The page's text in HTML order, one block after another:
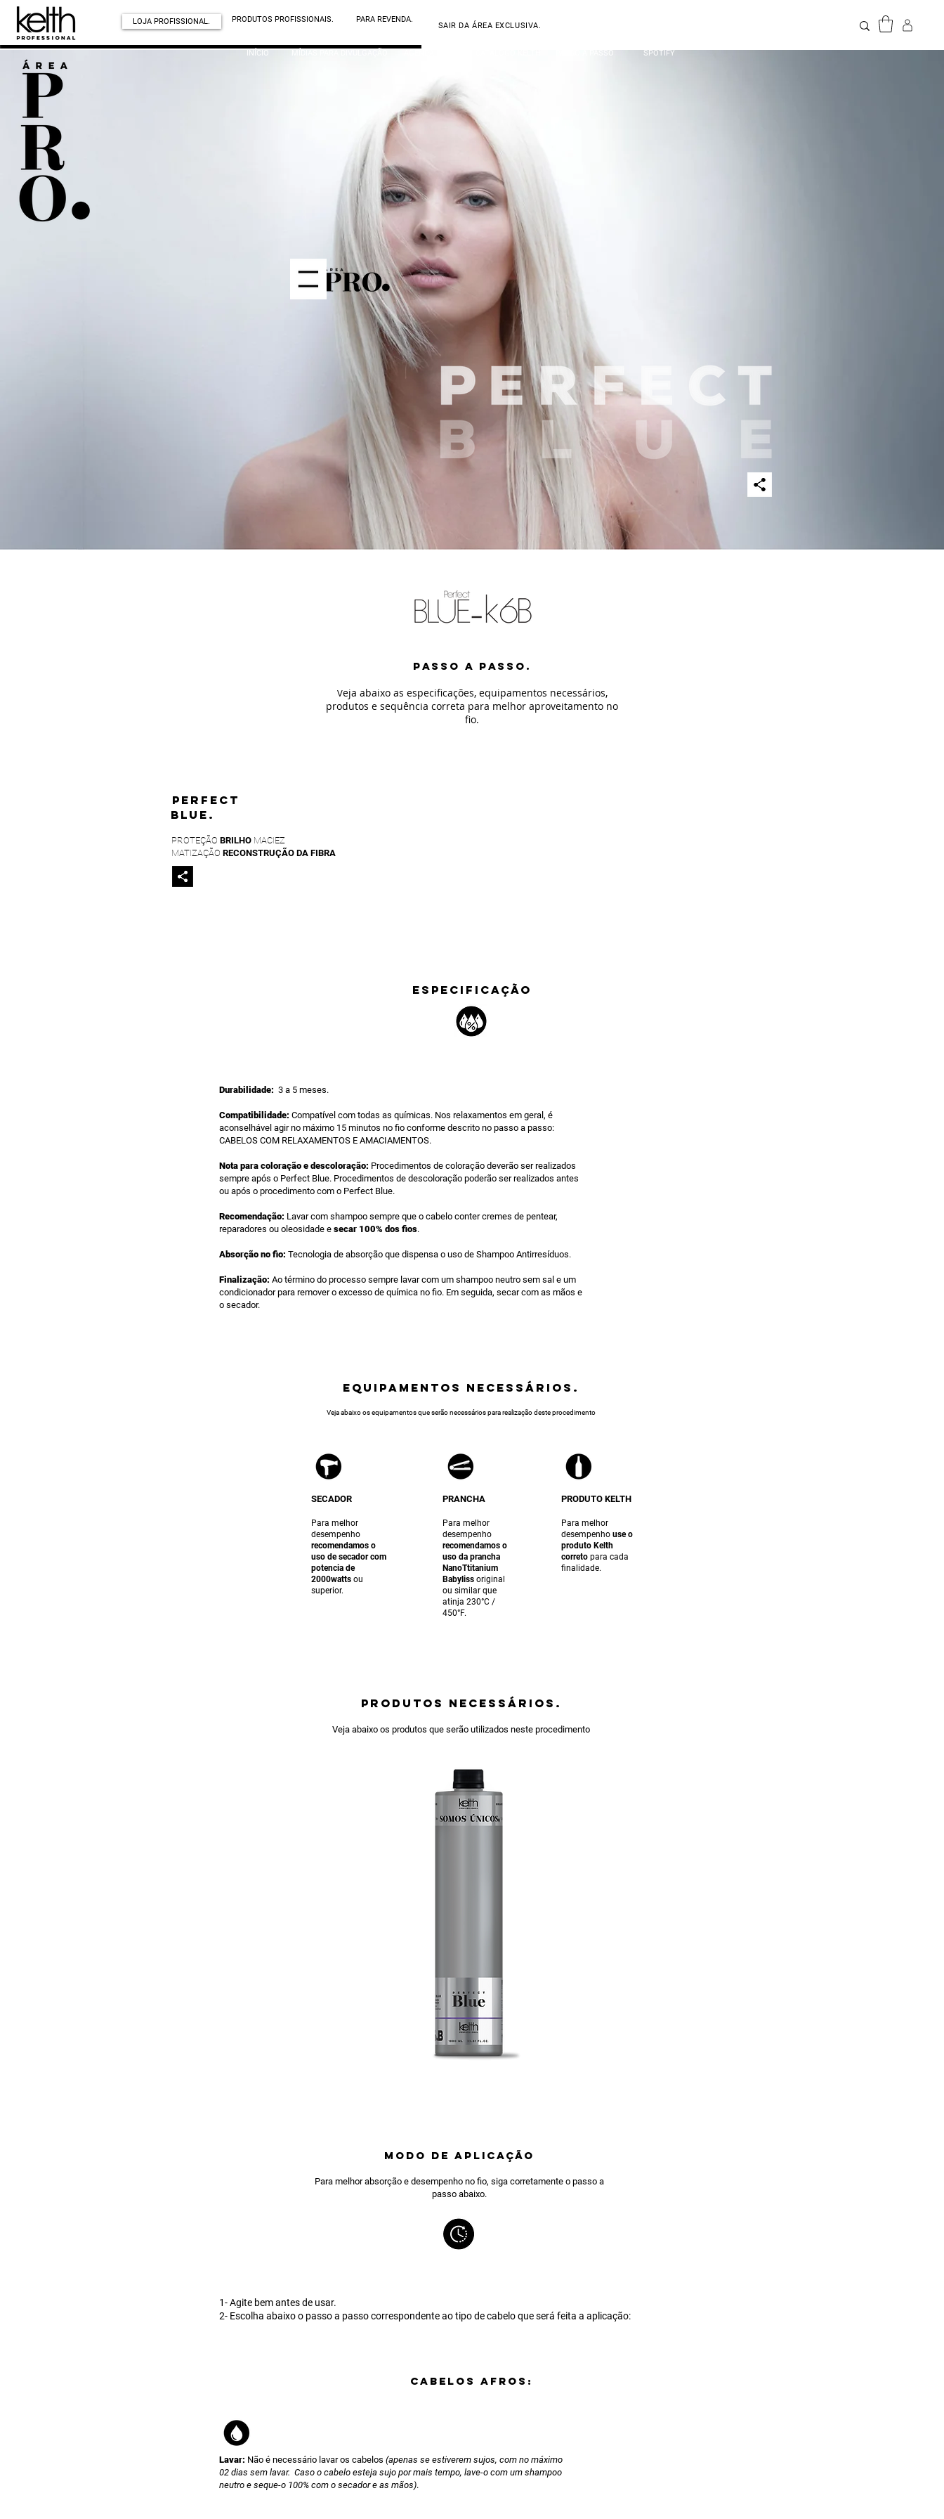
INÍCIO
LOJA PROFISSIONAL.
PASSO A PASSO SPOTIFY
PRODUTOS PROFISSIONAIS. PARA REVENDA.
SAIR DA ÁREA EXCLUSIVA.
PASSO A PASSO.
Veja abaixo as especificações, equipamentos necessários,
produtos e sequência correta para melhor aproveitamento no
fio.
PERFECT
BLUE.
PROTEÇÃO BRILHO MACIEZ
MATIZAÇÃO RECONSTRUÇÃO DA FIBRA
ESPECIFICAÇÃO
Durabilidade: 3 a 5 meses.
Compatibilidade: Compatível com todas as químicas. Nos relaxamentos em geral, é
aconselhável agir no máximo 15 minutos no fio conforme descrito no passo a passo:
CABELOS COM RELAXAMENTOS E AMACIAMENTOS.
Nota para coloração e descoloração: Procedimentos de coloração deverão ser realizados
sempre após o Perfect Blue. Procedimentos de descoloração poderão ser realizados antes
ou após o procedimento com o Perfect Blue.
Recomendação: Lavar com shampoo sempre que o cabelo conter cremes de pentear,
reparadores ou oleosidade e secar 100% dos fios.
Absorção no fio: Tecnologia de absorção que dispensa o uso de Shampoo Antirresíduos.
Finalização: Ao término do processo sempre lavar com um shampoo neutro sem sal e um
condicionador para remover o excesso de química no fio. Em seguida, secar com as mãos e
o secador.
equipamentos NECESSÁRIOS.
Veja abaixo os equipamentos que serão necessários para realização deste procedimento
SECADOR
Para melhor
desempenho
recomendamos o
uso de secador com
potencia de
2000watts ou
superior.
PRANCHA
Para melhor
desempenho
recomendamos o
uso da prancha
NanoTtitanium
Babyliss original
ou similar que
atinja 230°C /
450°F.
PRODUTO KELTH
Para melhor
desempenho use o
produto Kelth
correto para cada
finalidade.
PRODUTOS NECESSÁRIOS.
Veja abaixo os produtos que serão utilizados neste procedimento
MODO DE APLICAÇÃO
Para melhor absorção e desempenho no fio, siga corretamente o passo a
passo abaixo.
1- Agite bem antes de usar.
2- Escolha abaixo o passo a passo correspondente ao tipo de cabelo que será feita a aplicação:
CABELOS AFROS:
Lavar: Não é necessário lavar os cabelos (apenas se estiverem sujos, com no máximo
02 dias sem lavar. Caso o cabelo esteja sujo por mais tempo, lave-o com um shampoo
neutro e seque-o 100% com o secador e as mãos).